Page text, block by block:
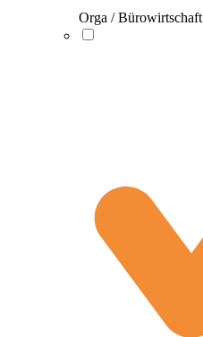
Orga / Bürowirtschaft